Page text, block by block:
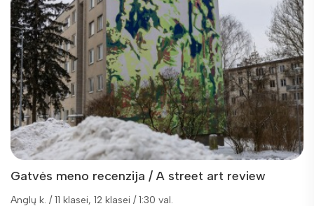
Gatvės meno recenzija / A street art review
Anglų k. / 11 klasei, 12 klasei / 1:30 val.